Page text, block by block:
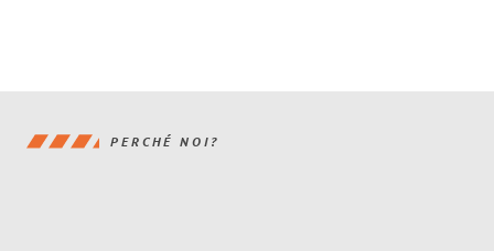
PERCHÉ NOI?